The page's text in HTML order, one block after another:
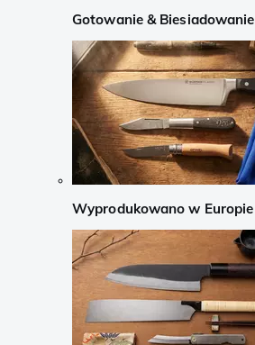
Gotowanie & Biesiadowanie
Wyprodukowano w Europie